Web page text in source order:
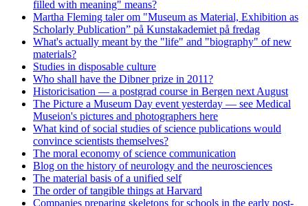
filled with meaning" means?
Martha Fleming taler om "Museum as Material, Exhibition as
Scholarly Publication” på Kunstakademiet på fredag
What's actually meant by the "life" and "biography" of new
materials?
Studies in disposable culture
Who shall have the Dibner prize in 2011?
Historicisation — a postgrad course in Bergen next August
The Picture a Museum Day event yesterday — see Medical
Museion's pictures and photographers here
What kind of social studies of science publications would
convince scientists themselves?
The moral economy of science communication
Blog on the history of neurology and the neurosciences
The material basis of a unified self
The order of tangible things at Harvard
Companies preparing skeletons for schools in the early post-